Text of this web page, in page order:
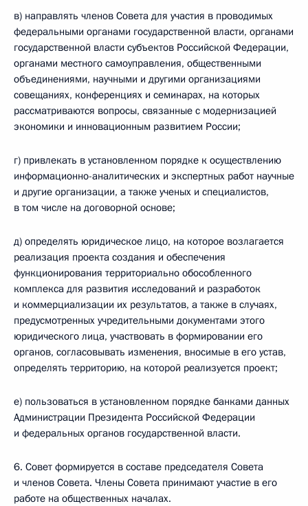
в) направлять членов Совета для участия в проводимых
федеральными органами государственной власти, органами
государственной власти субъектов Российской Федерации,
органами местного самоуправления, общественными
объединениями, научными и другими организациями
совещаниях, конференциях и семинарах, на которых
рассматриваются вопросы, связанные с модернизацией
экономики и инновационным развитием России;
г) привлекать в установленном порядке к осуществлению
информационно-аналитических и экспертных работ научные
и другие организации, а также ученых и специалистов,
в том числе на договорной основе;
д) определять юридическое лицо, на которое возлагается
реализация проекта создания и обеспечения
функционирования территориально обособленного
комплекса для развития исследований и разработок
и коммерциализации их результатов, а также в случаях,
предусмотренных учредительными документами этого
юридического лица, участвовать в формировании его
органов, согласовывать изменения, вносимые в его устав,
определять территорию, на которой реализуется проект;
е) пользоваться в установленном порядке банками данных
Администрации Президента Российской Федерации
и федеральных органов государственной власти.
6. Совет формируется в составе председателя Совета
и членов Совета. Члены Совета принимают участие в его
работе на общественных началах.